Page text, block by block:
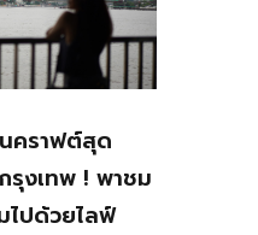
นคราฟต์สุด
รุงเทพ ! พาชม
ไปด้วยไลฟ์